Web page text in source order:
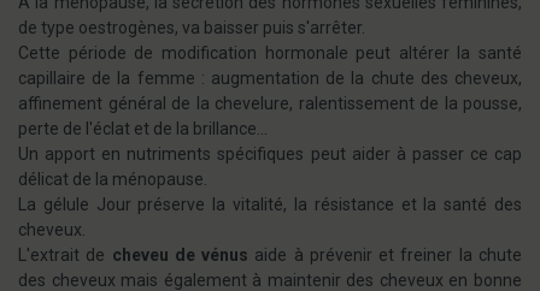
de type oestrogènes, va baisser puis s'arrêter.
Cette période de modification hormonale peut altérer la santé
capillaire de la femme : augmentation de la chute des cheveux,
affinement général de la chevelure, ralentissement de la pousse,
perte de l'éclat et de la brillance...
Un apport en nutriments spécifiques peut aider à passer ce cap
délicat de la ménopause.
La gélule Jour préserve la vitalité, la résistance et la santé des
cheveux.
L'extrait de cheveu de vénus aide à prévenir et freiner la chute
des cheveux mais également à maintenir des cheveux en bonne